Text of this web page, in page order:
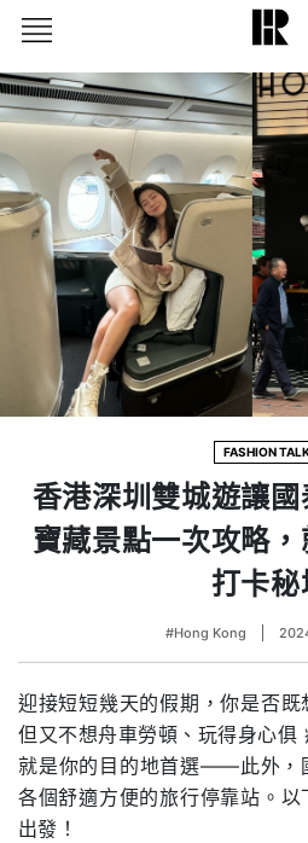
FASHION
⾹港深圳雙城遊讓國
寶藏景點⼀次攻略
打卡秘
#Hong Kong
迎接短短幾天的假期，你是否既
但⼜不想⾈⾞勞頓、玩得身⼼俱
就是你的⽬的地⾸選——此外，
各個舒適⽅便的旅⾏停靠站。
出發！